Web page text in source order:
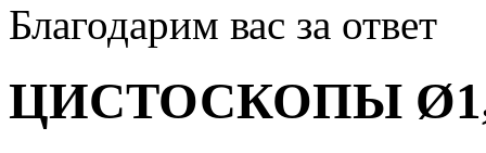
Благодарим вас за ответ
ЦИСТОСКОПЫ